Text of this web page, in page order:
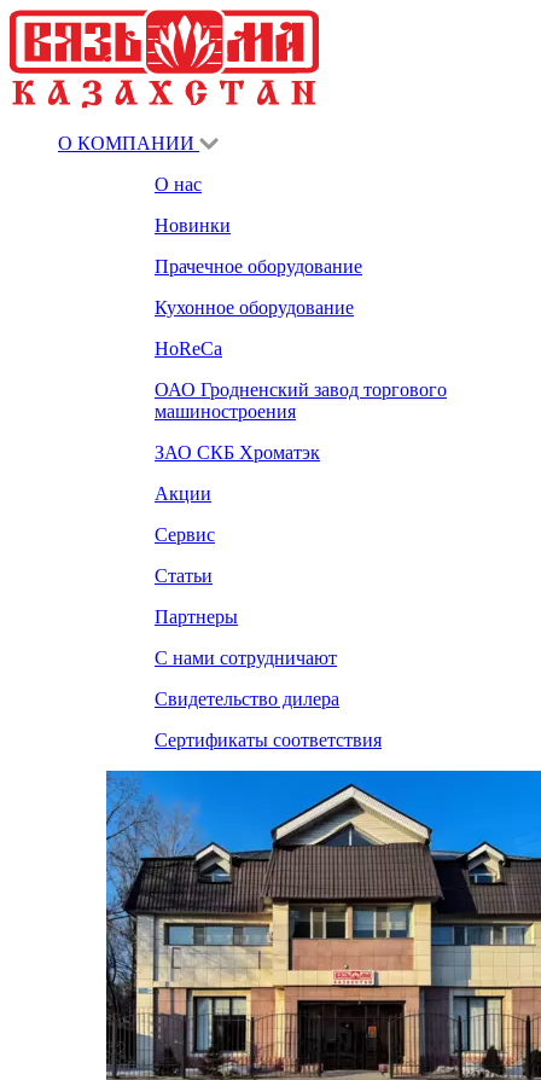
О КОМПАНИИ
О нас
Новинки
Прачечное оборудование
Кухонное оборудование
HoReCa
ОАО Гродненский завод торгового
машиностроения
ЗАО СКБ Хроматэк
Акции
Сервис
Статьи
Партнеры
С нами сотрудничают
Свидетельство дилера
Сертификаты соответствия